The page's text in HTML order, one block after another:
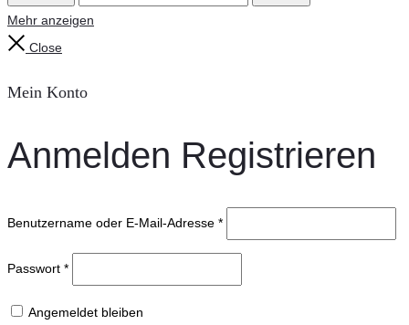
Mehr anzeigen
Close
Mein Konto
Anmelden Registrieren
Benutzername oder E-Mail-Adresse *
Passwort *
Angemeldet bleiben